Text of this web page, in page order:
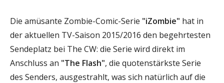
Die amüsante Zombie-Comic-Serie "iZombie" hat in
der aktuellen TV-Saison 2015/2016 den begehrtesten
Sendeplatz bei The CW: die Serie wird direkt im
Anschluss an "The Flash", die quotenstärkste Serie
des Senders, ausgestrahlt, was sich natürlich auf die